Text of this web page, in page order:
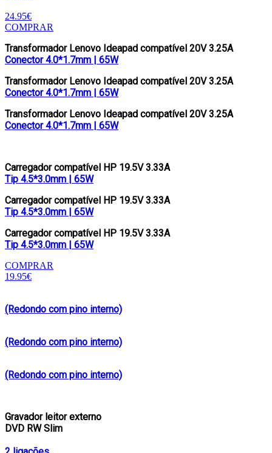
24.95€
COMPRAR
Transformador Lenovo Ideapad compatível 20V 3.25A
Conector 4.0*1.7mm | 65W
Transformador Lenovo Ideapad compatível 20V 3.25A
Conector 4.0*1.7mm | 65W
Transformador Lenovo Ideapad compatível 20V 3.25A
Conector 4.0*1.7mm | 65W
Carregador compatível HP 19.5V 3.33A
Tip 4.5*3.0mm | 65W
Carregador compatível HP 19.5V 3.33A
Tip 4.5*3.0mm | 65W
Carregador compatível HP 19.5V 3.33A
Tip 4.5*3.0mm | 65W
COMPRAR
19.95€
(Redondo com pino interno)
(Redondo com pino interno)
(Redondo com pino interno)
Gravador leitor externo
DVD RW Slim